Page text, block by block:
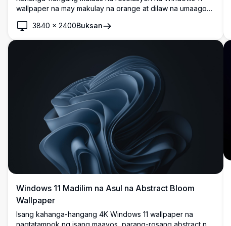
wallpaper na may makulay na orange at dilaw na umaagos
background. Modernong minimalist na disenyo na may
makinis na kurba at gradients ay lumilikha ng eleganteng
3840 × 2400Buksan
Windows 11 Madilim na Asul na Abstract Bloom
Wallpaper
Isang kahanga-hangang 4K Windows 11 wallpaper na